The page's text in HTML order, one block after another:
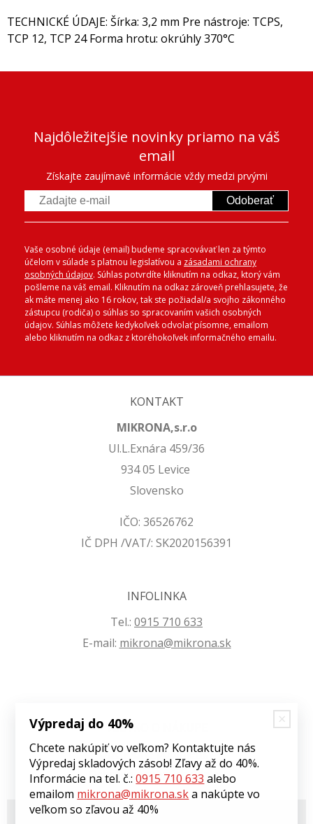
TECHNICKÉ ÚDAJE: Šírka: 3,2 mm Pre nástroje: TCPS,
TCP 12, TCP 24 Forma hrotu: okrúhly 370°C
Najdôležitejšie novinky priamo na váš
email
Získajte zaujímavé informácie vždy medzi prvými
Odoberať
Vaše osobné údaje (email) budeme spracovávať len za týmto
účelom v súlade s platnou legislatívou a zásadami ochrany
osobných údajov. Súhlas potvrdíte kliknutím na odkaz, ktorý vám
pošleme na váš email. Kliknutím na odkaz zároveň prehlasujete, že
ak máte menej ako 16 rokov, tak ste požiadal/a svojho zákonného
zástupcu (rodiča) o súhlas so spracovaním vašich osobných
údajov. Súhlas môžete kedykoľvek odvolať písomne, emailom
alebo kliknutím na odkaz z ktoréhokoľvek informačného emailu.
KONTAKT
MIKRONA,s.r.o
Ul.L.Exnára 459/36
934 05 Levice
Slovensko
IČO: 36526762
IČ DPH /VAT/: SK2020156391
INFOLINKA
Tel.: 0915 710 633
E-mail: mikrona@mikrona.sk
VŠETKO O NÁKUPE
Obchodné podmienky
Ochrana osobných údajov
© 2026 Môj eshop •tvorba eshopu cez UNIobchod
Výpredaj do 40%
Chcete nakúpiť vo veľkom? Kontaktujte nás
Výpredaj skladových zásob! Zľavy až do 40%.
Informácie na tel. č.:0915 710 633 alebo
emailom mikrona@mikrona.ska nakúpte vo
veľkom so zľavou až 40%